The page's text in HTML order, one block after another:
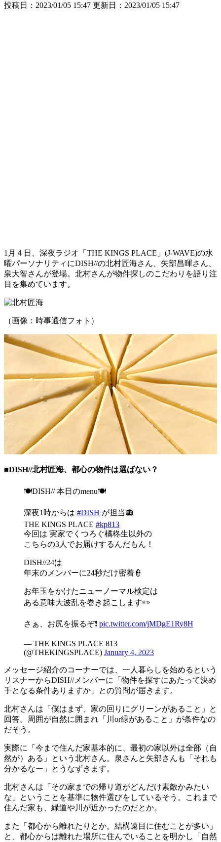
投稿日：2023/01/05 15:47 更新日： 2023/01/05 15:47
1月４日、深夜ラジオ「THE KINGS PLACE」(J-WAVE)の水
曜パーソナリティにDISH//の北村匠海さん、矢部昌暉さん、
泉大智さんが登場。北村さんが物件探しのこだわりを語り注
目を集めています。
（画像：時事通信フォト）
■DISH//北村匠海、都心の物件は選ばない？
🍽DISH// 本日のmenu🍽
深夜1時からは #DISH が担当📻
THE KINGS PLACE #kp813
今回は 実家でくつろぐ橘柊生以外の
こちらの3人でお届けするんだもん！
DISH//24は
年末のメンバーに24秒だけ密着👮
お年玉をかけたニューノーマル検定は
ある意味大波乱を巻き起こします✏️
さぁ、お尻を振るぞ❗️ pic.twitter.com/jMDgE1Ry8H
— THE KINGS PLACE 813
(@THEKINGSPLACE) January 4, 2023
メッセージ紹介のコーナーでは、一人暮らしを始めるという
リスナーからDISH//メンバーに「物件を探すにあたって決め
手となる条件ありますか」との質問が届きます。
北村さんは「僕はまず、家の回りにグリーンがあること」と
回答。周囲が自然に囲まれ「川or緑があること」が条件なの
だそう。
実際に「今まで住んだ家基本的に、最初の家以外は全部（自
然が）ある」という北村さん。泉さんと矢部さんも「それも
分かるなー」とうなずきます。
北村さんは「その家までの帰り道がどんだけ素敵かみたい
な」ということを基準に物件選びをしているそう。これまで
住んだ家も、緑道や川が近かったのだとか。
また「都心から離れたりとか。結構遠目に住むことが多い」
と、都心からは離れた場所に住んでいることを明かし「自然